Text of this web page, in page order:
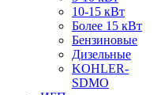
10-15 кВт
Более 15 кВт
Бензиновые
Дизельные
KOHLER-
SDMO